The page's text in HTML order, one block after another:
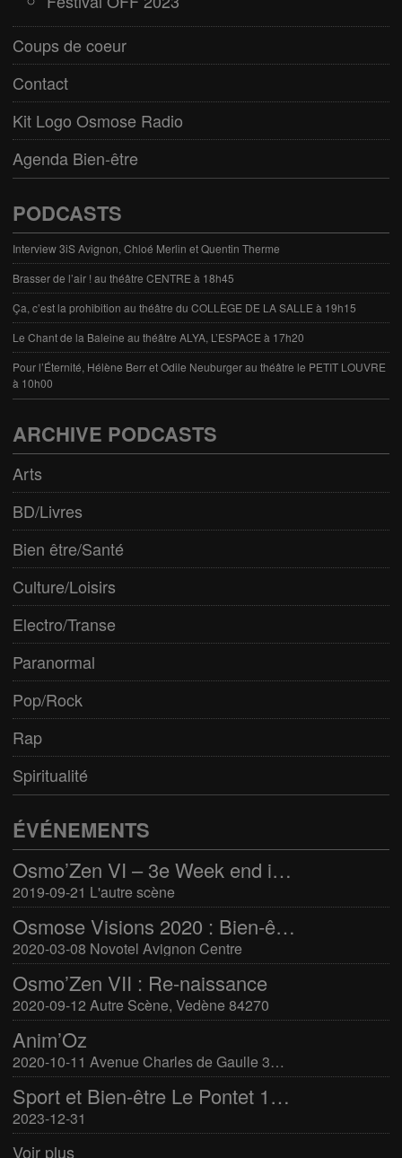
Coups de coeur
Contact
Kit Logo Osmose Radio
Agenda Bien-être
PODCASTS
Interview 3iS Avignon, Chloé Merlin et Quentin Therme
Brasser de l’air ! au théâtre CENTRE à 18h45
Ça, c’est la prohibition au théâtre du COLLÈGE DE LA SALLE à 19h15
Le Chant de la Baleine au théâtre ALYA, L’ESPACE à 17h20
Pour l’Éternité, Hélène Berr et Odile Neuburger au théâtre le PETIT LOUVRE
à 10h00
ARCHIVE PODCASTS
Arts
BD/Livres
Bien être/Santé
Culture/Loisirs
Electro/Transe
Paranormal
Pop/Rock
Rap
Spiritualité
ÉVÉNEMENTS
Osmo’Zen VI – 3e Week end international du bien-être
2019-09-21 L'autre scène
Osmose Visions 2020 : Bien-être et arts divinatoires
2020-03-08 Novotel Avignon Centre
Osmo’Zen VII : Re-naissance
2020-09-12 Autre Scène, Vedène 84270
Anim’Oz
2020-10-11 Avenue Charles de Gaulle 30400 Villeneuve-Lès-Avignon
Sport et Bien-être Le Pontet 16-17 mars 2024
2023-12-31
Voir plus